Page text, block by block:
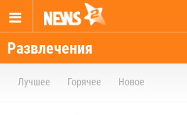
Развлечения
Лучшее Горячее Новое